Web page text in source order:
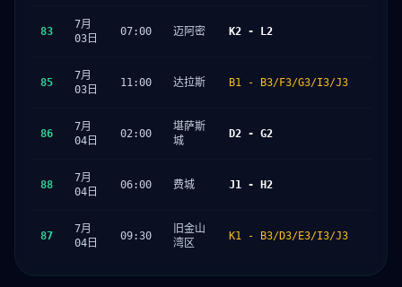
83
7月
03日
07:00 迈阿密 K2 - L2
85
7月
03日
11:00 达拉斯 B1 - B3/F3/G3/I3/J3
86
7月
04日
02:00
堪萨斯
城
D2 - G2
88
7月
04日
06:00 费城 J1 - H2
87
7月
04日
09:30
旧金山
湾区
K1 - B3/D3/E3/I3/J3